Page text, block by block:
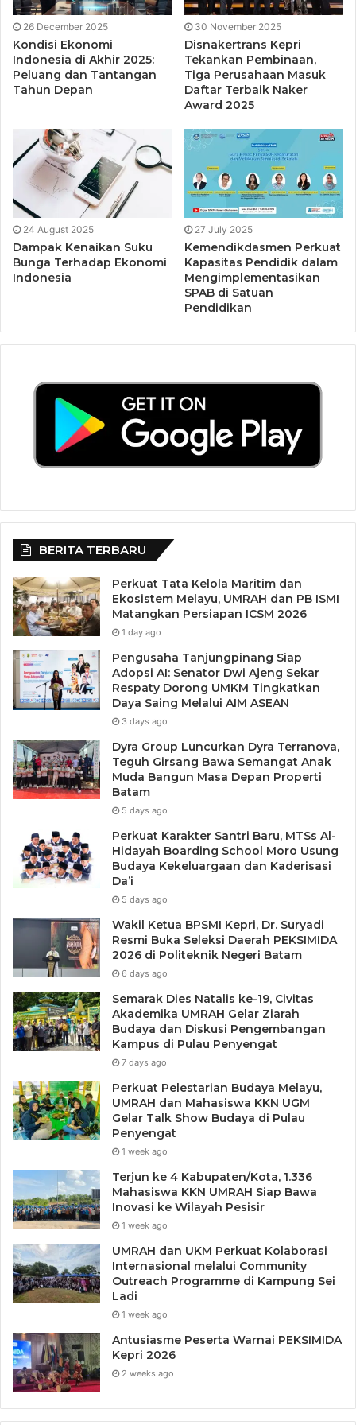
pihak dalam melakukan edukasi sebagai upaya
peningkatan literasi keuangan dan pasar modal di
Indonesia.
Tags Atlet BEI Edukasi
26 December 2025
Kondisi Ekonomi
Indonesia di Akhir 2025:
Peluang dan Tantangan
Tahun Depan
30 November 2025
Disnakertrans Kepri
Tekankan Pembinaan,
Tiga Perusahaan Masuk
Daftar Terbaik Naker
Award 2025
24 August 2025
Dampak Kenaikan Suku
Bunga Terhadap Ekonomi
Indonesia
27 July 2025
Kemendikdasmen Perkuat
Kapasitas Pendidik dalam
Mengimplementasikan
SPAB di Satuan
Pendidikan
BERITA TERBARU
Perkuat Tata Kelola Maritim dan
Ekosistem Melayu, UMRAH dan PB ISMI
Matangkan Persiapan ICSM 2026
1 day ago
Pengusaha Tanjungpinang Siap
Adopsi AI: Senator Dwi Ajeng Sekar
Respaty Dorong UMKM Tingkatkan
Daya Saing Melalui AIM ASEAN
3 days ago
Dyra Group Luncurkan Dyra Terranova,
Teguh Girsang Bawa Semangat Anak
Muda Bangun Masa Depan Properti
Batam
5 days ago
Perkuat Karakter Santri Baru, MTSs Al-
Hidayah Boarding School Moro Usung
Budaya Kekeluargaan dan Kaderisasi
Da’i
5 days ago
Wakil Ketua BPSMI Kepri, Dr. Suryadi
Resmi Buka Seleksi Daerah PEKSIMIDA
2026 di Politeknik Negeri Batam
6 days ago
Semarak Dies Natalis ke-19, Civitas
Akademika UMRAH Gelar Ziarah
Budaya dan Diskusi Pengembangan
Kampus di Pulau Penyengat
7 days ago
Perkuat Pelestarian Budaya Melayu,
UMRAH dan Mahasiswa KKN UGM
Gelar Talk Show Budaya di Pulau
Penyengat
1 week ago
Terjun ke 4 Kabupaten/Kota, 1.336
Mahasiswa KKN UMRAH Siap Bawa
Inovasi ke Wilayah Pesisir
1 week ago
UMRAH dan UKM Perkuat Kolaborasi
Internasional melalui Community
Outreach Programme di Kampung Sei
Ladi
1 week ago
Antusiasme Peserta Warnai PEKSIMIDA
Kepri 2026
2 weeks ago